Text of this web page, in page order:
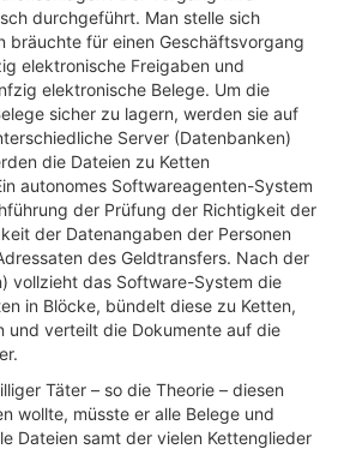
durchgeführt. Man stelle sich
bräuchte für einen Geschäftsvorgang
elektronische Freigaben und
elektronische Belege. Um die
sicher zu lagern, werden sie auf
Server (Datenbanken)
die Dateien zu Ketten
autonomes Softwareagenten-System
der Prüfung der Richtigkeit der
der Datenangaben der Personen
des Geldtransfers. Nach der
vollzieht das Software-System die
in Blöcke, bündelt diese zu Ketten,
und verteilt die Dokumente auf die
Täter – so die Theorie – diesen
wollte, müsste er alle Belege und
Dateien samt der vielen Kettenglieder